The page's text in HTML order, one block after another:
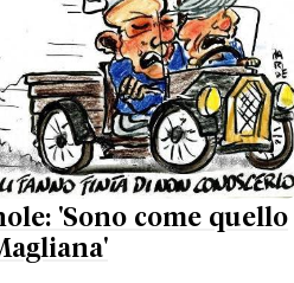
'Sono come quello